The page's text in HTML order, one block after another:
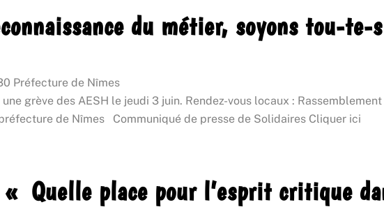
du métier, soyons tou-te-
Préfecture de Nîmes
grève des AESH le jeudi 3 juin. Rendez-vous locaux :
de Nîmes Communiqué de presse de Solidaires Cliquer ici
Quelle place pour l’esprit critique